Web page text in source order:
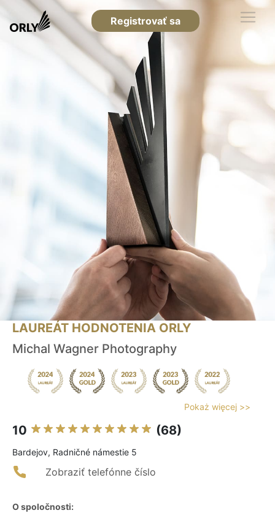
Registrovať sa
LAUREÁT HODNOTENIA ORLY
Michal Wagner Photography
Pokaż więcej >>
10 (68)
Bardejov, Radničné námestie 5
Zobraziť telefónne číslo
O spoločnosti: